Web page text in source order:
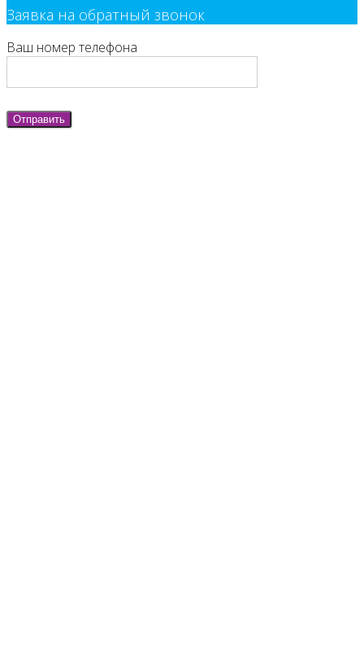
Заявка на обратный звонок
Ваш номер телефона
Отправить